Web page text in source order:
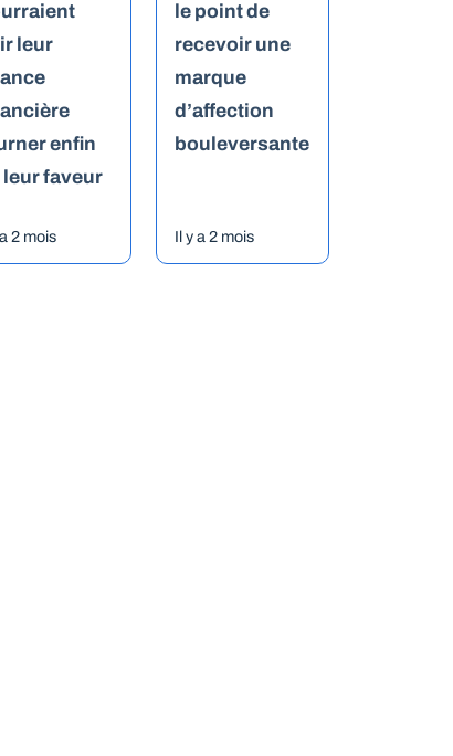
leur
enfin
leur faveur
2 mois
le point de
recevoir une
marque
d’affection
bouleversante
Il y a 2 mois